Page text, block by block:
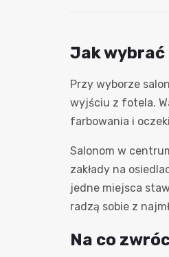
Jak wybrać
Przy wyborze
wyjściu z fotela.
farbowania i
Salonom w
zakłady na
jedne miejsca
radzą sobie z
Na co